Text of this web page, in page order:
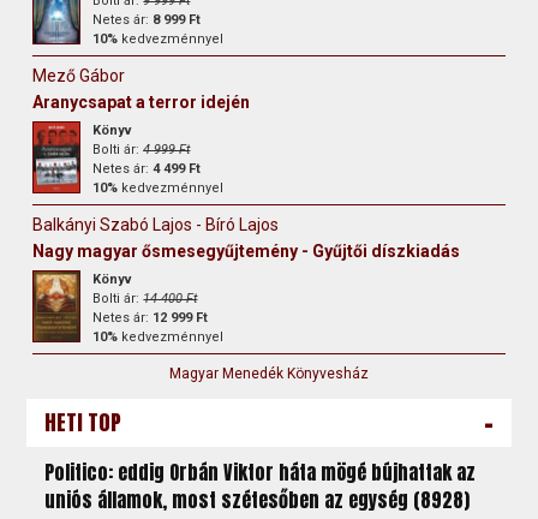
Netes ár: 8 999 Ft
10% kedvezménnyel
Mező Gábor
Aranycsapat a terror idején
Könyv
Bolti ár:4 999 Ft
Netes ár:4 499 Ft
10% kedvezménnyel
Balkányi Szabó Lajos - Bíró Lajos
Nagy magyar ősmesegyűjtemény - Gyűjtői díszkiadás
Könyv
Bolti ár:14 400 Ft
Netes ár: 12 999 Ft
10% kedvezménnyel
Magyar Menedék Könyvesház
HETI TOP -
Politico: eddig Orbán Viktor háta mögé bújhattak az
uniós államok, most szétesőben az egység (8928)